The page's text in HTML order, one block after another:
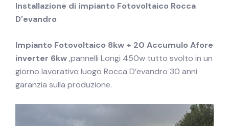
Installazione di impianto Fotovoltaico Rocca
D’evandro
Impianto Fotovoltaico 8kw + 20 Accumulo Afore
inverter 6kw,pannelli Longi 450w tutto svolto in un
giorno lavorativo luogo Rocca D’evandro 30 anni
garanzia sulla produzione.